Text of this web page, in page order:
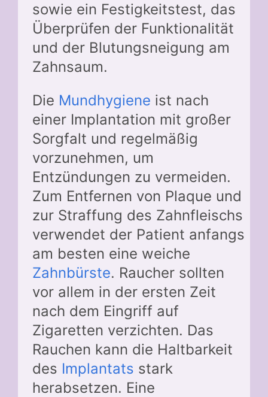
sowie ein Festigkeitstest, das
Überprüfen der Funktionalität
und der Blutungsneigung am
Zahnsaum.
Die Mundhygiene ist nach
einer Implantation mit großer
Sorgfalt und regelmäßig
vorzunehmen, um
Entzündungen zu vermeiden.
Zum Entfernen von Plaque und
zur Straffung des Zahnfleischs
verwendet der Patient anfangs
am besten eine weiche
Zahnbürste. Raucher sollten
vor allem in der ersten Zeit
nach dem Eingriff auf
Zigaretten verzichten. Das
Rauchen kann die Haltbarkeit
des Implantats stark
herabsetzen. Eine